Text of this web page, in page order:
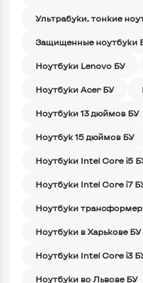
Ультрабуки, тонкие
Защищенные ноутбуки
Ноутбуки Lenovo БУ
Ноутбуки Acer БУ
Ноутбуки 13 дюймов БУ
Ноутбук 15 дюймов БУ
Ноутбуки Intel Core i5
Ноутбуки Intel Core i7
Ноутбуки
Ноутбуки в Харькове БУ
Ноутбуки Intel Core i3
Ноутбуки во Львове БУ